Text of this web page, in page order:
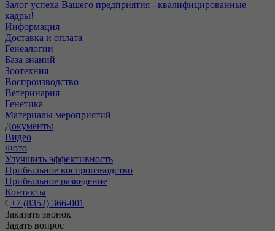
Залог успеха Вашего предприятия - квалифицированные
кадры!
Информация
Доставка и оплата
Генеалогии
База знаний
Зоотехния
Воспроизводство
Ветеринария
Генетика
Материалы мероприятий
Документы
Видео
Фото
Улучшить эффективность
Прибыльное воспроизводство
Прибыльное разведение
Контакты
+7 (8352) 366-001
Заказать звонок
Задать вопрос